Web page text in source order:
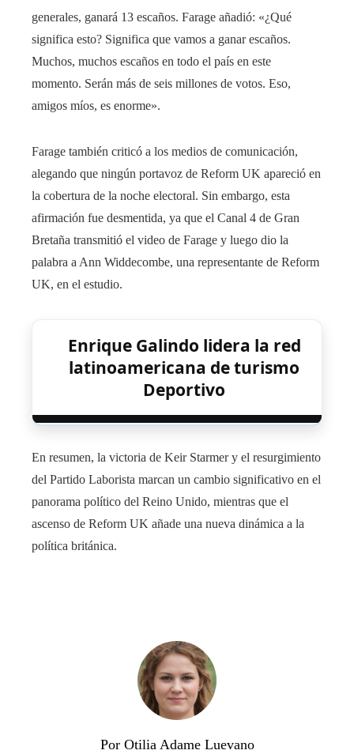
generales, ganará 13 escaños. Farage añadió: «¿Qué
significa esto? Significa que vamos a ganar escaños.
Muchos, muchos escaños en todo el país en este
momento. Serán más de seis millones de votos. Eso,
amigos míos, es enorme».
Farage también criticó a los medios de comunicación,
alegando que ningún portavoz de Reform UK apareció en
la cobertura de la noche electoral. Sin embargo, esta
afirmación fue desmentida, ya que el Canal 4 de Gran
Bretaña transmitió el video de Farage y luego dio la
palabra a Ann Widdecombe, una representante de Reform
UK, en el estudio.
Enrique Galindo lidera la red
latinoamericana de turismo
Deportivo
En resumen, la victoria de Keir Starmer y el resurgimiento
del Partido Laborista marcan un cambio significativo en el
panorama político del Reino Unido, mientras que el
ascenso de Reform UK añade una nueva dinámica a la
política británica.
Por Otilia Adame Luevano